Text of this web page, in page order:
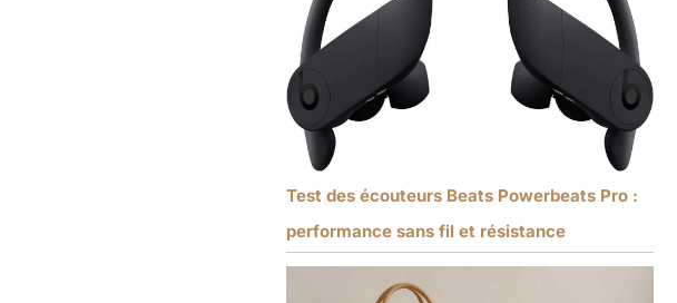
Test des écouteurs Beats Powerbeats Pro :
performance sans fil et résistance